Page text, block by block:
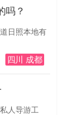
吗？
日照本地有
四川 成都
人导游工